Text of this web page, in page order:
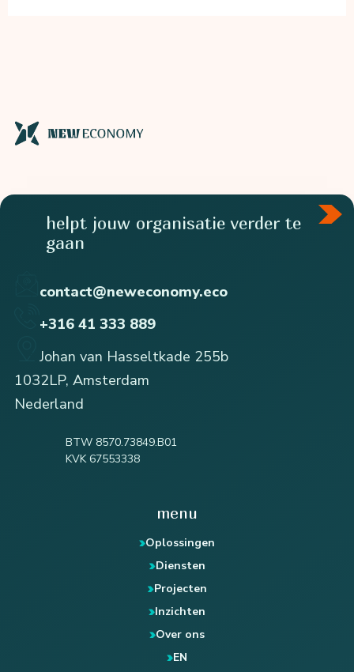
helpt jouw organisatie verder te
gaan
contact@neweconomy.eco
+316 41 333 889
Johan van Hasseltkade 255b
1032LP, Amsterdam
Nederland
BTW 8570.73849.B01
KVK 67553338
menu
Oplossingen
Diensten
Projecten
Inzichten
Over ons
EN